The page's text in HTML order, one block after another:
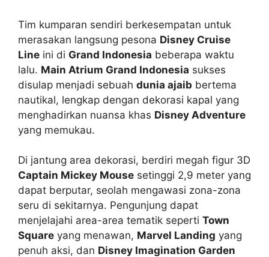
Tim kumparan sendiri berkesempatan untuk
merasakan langsung pesona Disney Cruise
Line ini di Grand Indonesia beberapa waktu
lalu. Main Atrium Grand Indonesia sukses
disulap menjadi sebuah dunia ajaib bertema
nautikal, lengkap dengan dekorasi kapal yang
menghadirkan nuansa khas Disney Adventure
yang memukau.
Di jantung area dekorasi, berdiri megah figur 3D
Captain Mickey Mouse setinggi 2,9 meter yang
dapat berputar, seolah mengawasi zona-zona
seru di sekitarnya. Pengunjung dapat
menjelajahi area-area tematik seperti Town
Square yang menawan, Marvel Landing yang
penuh aksi, dan Disney Imagination Garden